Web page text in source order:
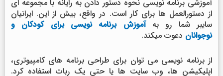
آموزشی برنامه نویسی نحوه دستور دادن به رایانه با مجموعه ای
از دستورالعمل ها برای کار است. در واقع، بیش از این. ایرانیان
سایبر شما رو بهآموزش برنامه نویسی برای کودکان و
نوجوانان دعوت میکند.
از برنامه نویسی می توان برای طراحی برنامه های کامپیوتری،
اپلیکیشن ها، وب سایت ها یا حتی یک ربات استفاده کرد.